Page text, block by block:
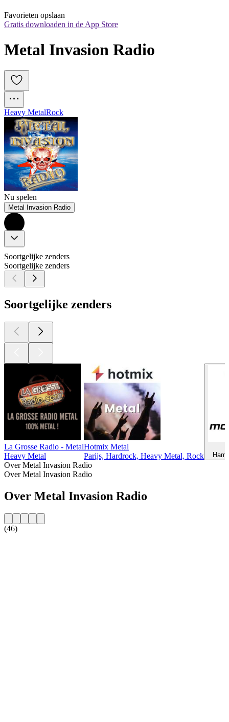
Favorieten opslaan
Gratis downloaden in de App Store
Metal Invasion Radio
Heavy MetalRock
Nu spelen
Metal Invasion Radio
Soortgelijke zenders
Soortgelijke zenders
Soortgelijke zenders
La Grosse Radio - Metal
Heavy Metal
Hotmix Metal
Parijs, Hardrock, Heavy Metal, Rock
Over Metal Invasion Radio
Over Metal Invasion Radio
Over Metal Invasion Radio
(46)